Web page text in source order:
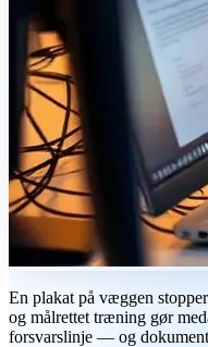
En plakat på væggen
og målrettet træning gør
forsvarslinje — og